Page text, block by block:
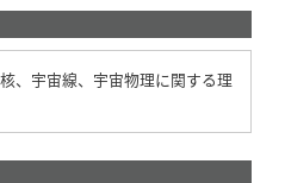
、宇宙線、宇宙物理に関する理